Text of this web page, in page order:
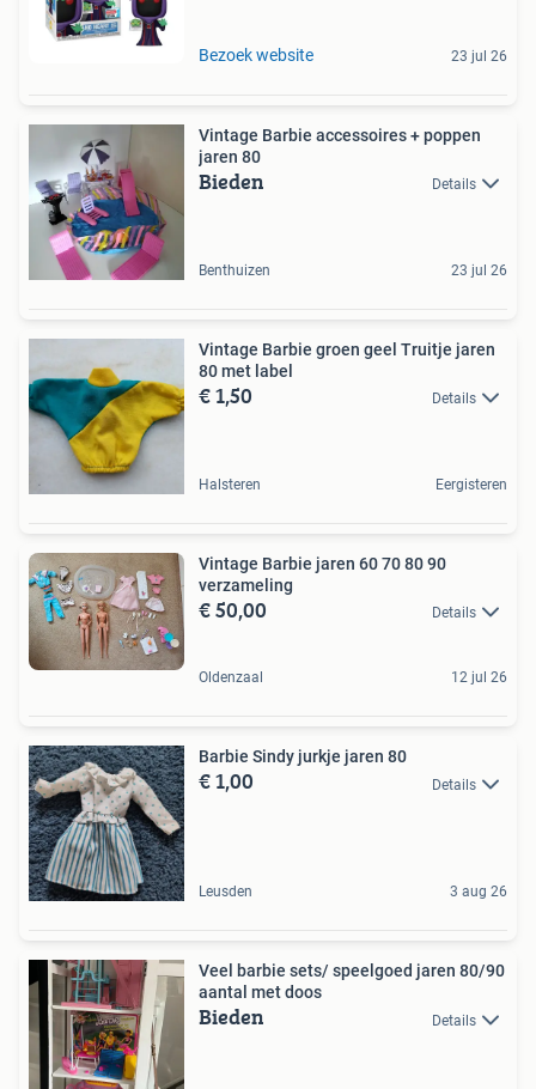
Bezoek website 23 jul 26
Vintage Barbie accessoires + poppen
jaren 80
Bieden Details
Benthuizen 23 jul 26
Vintage Barbie groen geel Truitje jaren
80 met label
€ 1,50 Details
Halsteren Eergisteren
Vintage Barbie jaren 60 70 80 90
verzameling
€ 50,00 Details
Oldenzaal 12 jul 26
Barbie Sindy jurkje jaren 80
€ 1,00 Details
Leusden 3 aug 26
Veel barbie sets/ speelgoed jaren 80/90
aantal met doos
Bieden Details